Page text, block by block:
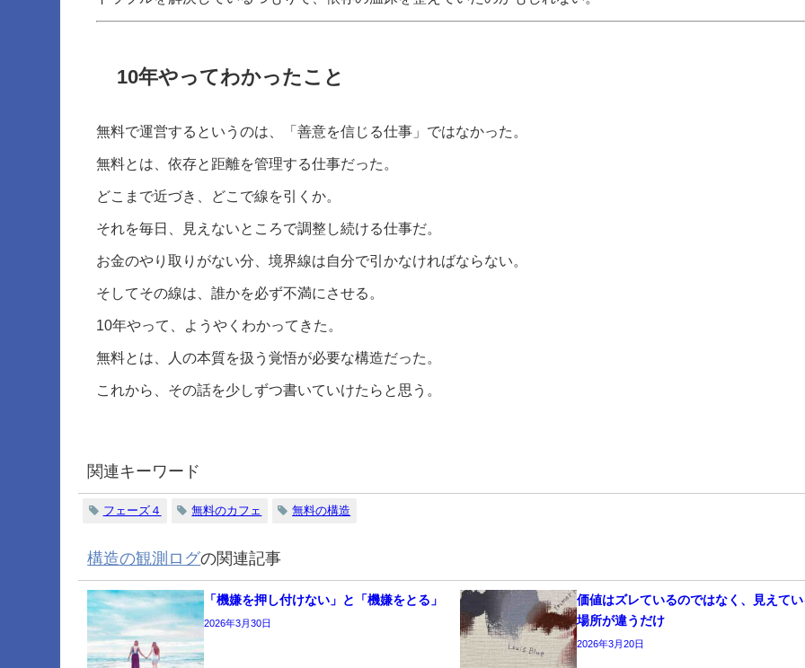
10年やってわかったこと
無料で運営するというのは、「善意を信じる仕事」ではなかった。
無料とは、依存と距離を管理する仕事だった。
どこまで近づき、どこで線を引くか。
それを毎日、見えないところで調整し続ける仕事だ。
お金のやり取りがない分、境界線は自分で引かなければならない。
そしてその線は、誰かを必ず不満にさせる。
10年やって、ようやくわかってきた。
無料とは、人の本質を扱う覚悟が必要な構造だった。
これから、その話を少しずつ書いていけたらと思う。
関連キーワード
フェーズ４ 無料のカフェ 無料の構造
構造の観測ログの関連記事
「機嫌を押し付けない」と「機嫌をとる」
2026年3月30日
価値はズレているのではなく、見えて
場所が違うだけ
2026年3月20日